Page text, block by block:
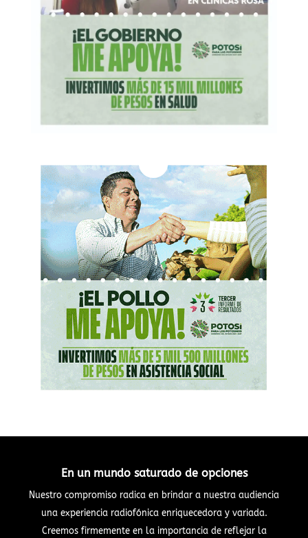
En un mundo saturado de opciones
Nuestro compromiso radica en brindar a nuestra audiencia
una experiencia radiofónica enriquecedora y variada.
Creemos firmemente en la importancia de reflejar la